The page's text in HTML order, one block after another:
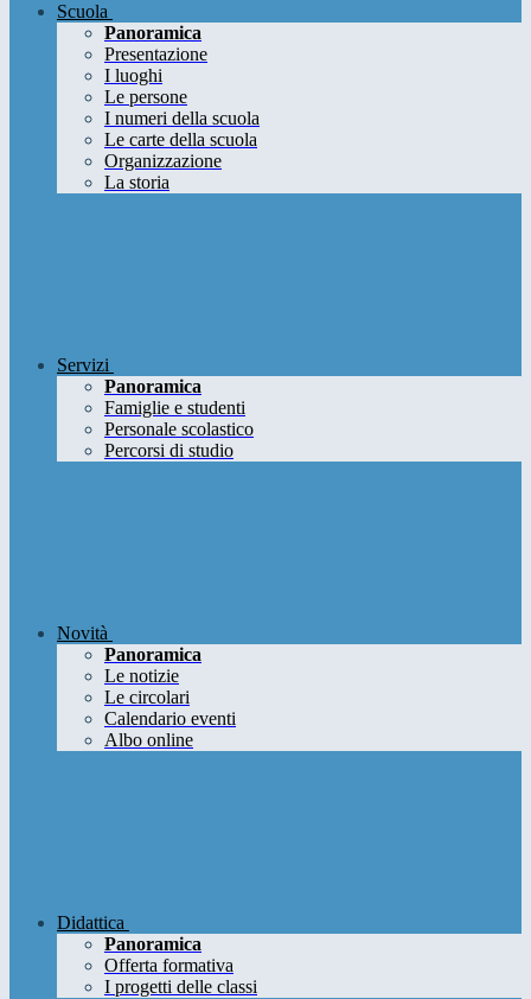
Scuola
Panoramica
Presentazione
I luoghi
Le persone
I numeri della scuola
Le carte della scuola
Organizzazione
La storia
Servizi
Panoramica
Famiglie e studenti
Personale scolastico
Percorsi di studio
Novità
Panoramica
Le notizie
Le circolari
Calendario eventi
Albo online
Didattica
Panoramica
Offerta formativa
I progetti delle classi